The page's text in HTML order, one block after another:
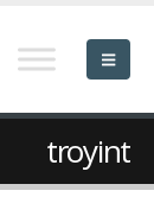
troyint